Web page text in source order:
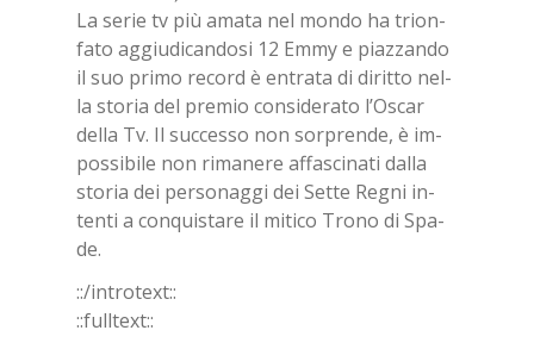
La se­rie tv più ama­ta nel mon­do ha trion­
fa­to ag­giu­di­can­do­si 12 Emmy e piaz­zan­do
il suo pri­mo re­cord è en­tra­ta di di­rit­to nel­
la sto­ria del pre­mio con­si­de­ra­to l’O­scar
del­la Tv. Il suc­ces­so non sor­pren­de, è im­
pos­si­bi­le non ri­ma­ne­re af­fa­sci­na­ti dal­la
sto­ria dei per­so­nag­gi dei Set­te Re­gni in­
ten­ti a con­qui­sta­re il mi­ti­co Tro­no di Spa­
de.
::/in­tro­text::
::full­text::